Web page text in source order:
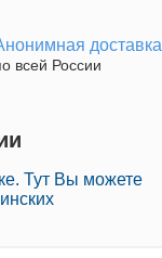
доставка
всей России
Тут Вы можете